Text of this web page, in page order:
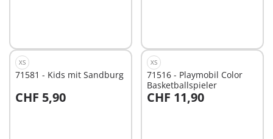
XS
71581 - Kids mit Sandburg
CHF 5,90
In den Warenkorb
XS
71516 - Playmobil Color
Basketballspieler
CHF 11,90
In den Warenkorb